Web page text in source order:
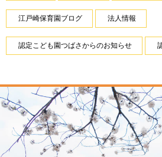
江戸崎保育園ブログ 法人情報
認定こども園つばさからのお知らせ